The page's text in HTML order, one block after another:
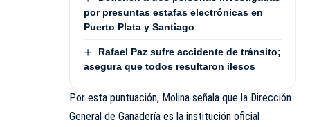
por presuntas estafas electrónicas en
Puerto Plata y Santiago
Rafael Paz sufre accidente de tránsito;
asegura que todos resultaron ilesos
Por esta puntuación, Molina señala que la Dirección
General de Ganadería es la institución oficial